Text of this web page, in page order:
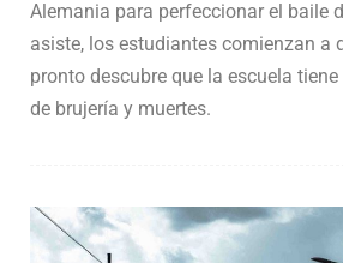
Alemania para perfeccionar el baile
asiste, los estudiantes comienzan a
pronto descubre que la escuela
de brujería y muertes.